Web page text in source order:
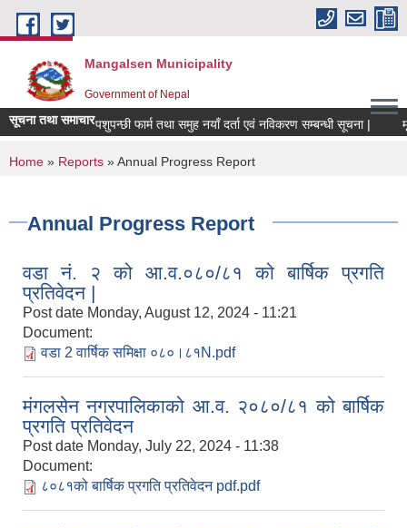
Skip to main content
Mangalsen Municipality
Government of Nepal
सूचना तथा समाचारपशुपन्छी फार्म तथा समुह नयाँ दर्ता एवं नविकरण सम्बन्धी सूचना |
You are here
Home » Reports » Annual Progress Report
Annual Progress Report
वडा नं. २ को आ.व.०८०/८१ को बार्षिक प्रगति
प्रतिवेदन |
Post date Monday, August 12, 2024 - 11:21
Document:
वडा 2 वार्षिक समिक्षा ०८०।८१N.pdf
मंगलसेन नगरपालिकाको आ.व. २०८०/८१ को बार्षिक
प्रगति प्रतिवेदन
Post date Monday, July 22, 2024 - 11:38
Document:
८०८१को बार्षिक प्रगति प्रतिवेदन pdf.pdf